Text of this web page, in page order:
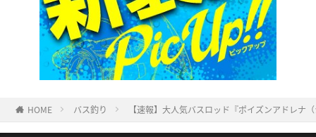
HOME バス釣り 【速報】大人気バスロッド『ポイズンアドレ